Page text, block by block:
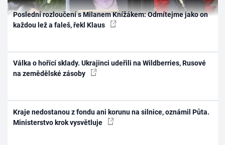
Poslední rozloučení s Milanem Knížákem: Odmítejme jako on
každou lež a faleš, řekl Klaus
Válka o hořící sklady. Ukrajinci udeřili na Wildberries, Rusové
na zemědělské zásoby
Kraje nedostanou z fondu ani korunu na silnice, oznámil Půta.
Ministerstvo krok vysvětluje